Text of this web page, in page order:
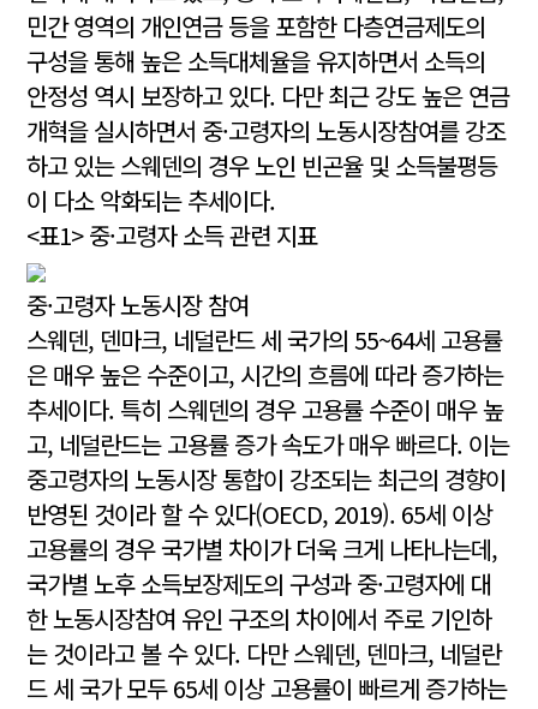
민간 영역의 개인연금 등을 포함한 다층연금제도의
구성을 통해 높은 소득대체율을 유지하면서 소득의
안정성 역시 보장하고 있다. 다만 최근 강도 높은 연금
개혁을 실시하면서 중·고령자의 노동시장참여를 강조
하고 있는 스웨덴의 경우 노인 빈곤율 및 소득불평등
이 다소 악화되는 추세이다.
<표1> 중·고령자 소득 관련 지표
중·고령자 노동시장 참여
스웨덴, 덴마크, 네덜란드 세 국가의 55~64세 고용률
은 매우 높은 수준이고, 시간의 흐름에 따라 증가하는
추세이다. 특히 스웨덴의 경우 고용률 수준이 매우 높
고, 네덜란드는 고용률 증가 속도가 매우 빠르다. 이는
중고령자의 노동시장 통합이 강조되는 최근의 경향이
반영된 것이라 할 수 있다(OECD, 2019). 65세 이상
고용률의 경우 국가별 차이가 더욱 크게 나타나는데,
국가별 노후 소득보장제도의 구성과 중·고령자에 대
한 노동시장참여 유인 구조의 차이에서 주로 기인하
는 것이라고 볼 수 있다. 다만 스웨덴, 덴마크, 네덜란
드 세 국가 모두 65세 이상 고용률이 빠르게 증가하는